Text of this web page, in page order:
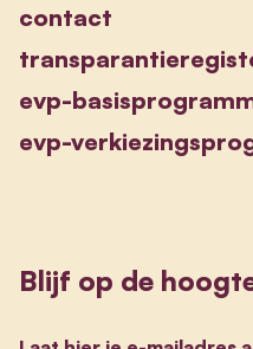
contact
evp-
evp-
Blijf op de